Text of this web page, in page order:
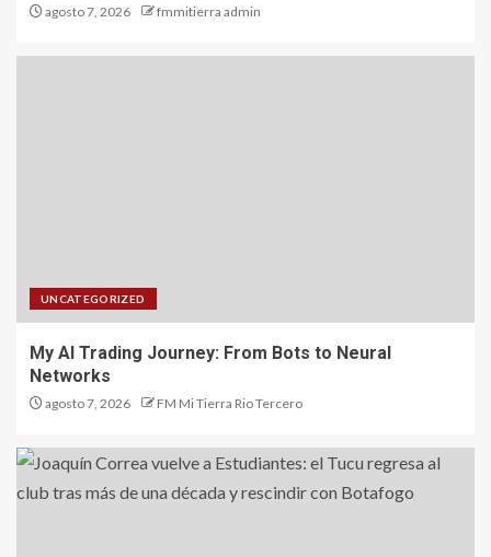
agosto 7, 2026 fmmitierra admin
UNCATEGORIZED
My AI Trading Journey: From Bots to Neural
Networks
agosto 7, 2026 FM Mi Tierra Rio Tercero